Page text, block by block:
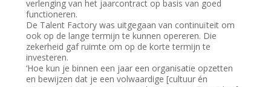
verlenging van het jaarcontract op basis van goed
functioneren.
De Talent Factory was uitgegaan van continuïteit om
ook op de lange termijn te kunnen opereren. Die
zekerheid gaf ruimte om op de korte termijn te
investeren.
‘Hoe kun je binnen een jaar een organisatie opzetten
en bewijzen dat je een volwaardige [cultuur én